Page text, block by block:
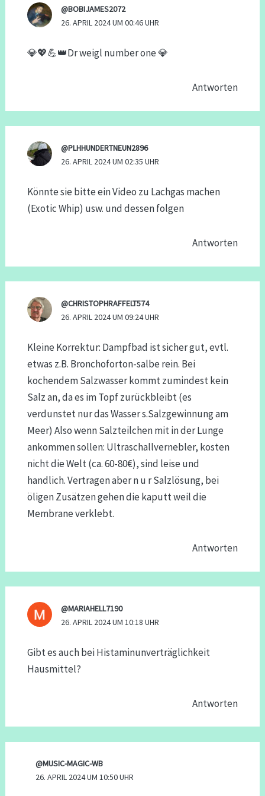
@BOBIJAMES2072
26. APRIL 2024 UM 00:46 UHR
💎💖💪👑Dr weigl number one 💎
Antworten
@PLHHUNDERTNEUN2896
26. APRIL 2024 UM 02:35 UHR
Könnte sie bitte ein Video zu Lachgas machen
(Exotic Whip) usw. und dessen folgen
Antworten
@CHRISTOPHRAFFELT574
26. APRIL 2024 UM 09:24 UHR
Kleine Korrektur: Dampfbad ist sicher gut, evtl.
etwas z.B. Bronchoforton-salbe rein. Bei
kochendem Salzwasser kommt zumindest kein
Salz an, da es im Topf zurückbleibt (es
verdunstet nur das Wasser s.Salzgewinnung am
Meer) Also wenn Salzteilchen mit in der Lunge
ankommen sollen: Ultraschallvernebler, kosten
nicht die Welt (ca. 60-80€), sind leise und
handlich. Vertragen aber n u r Salzlösung, bei
öligen Zusätzen gehen die kaputt weil die
Membrane verklebt.
Antworten
@MARIAHELL7190
26. APRIL 2024 UM 10:18 UHR
Gibt es auch bei Histaminunverträglichkeit
Hausmittel?
Antworten
@MUSIC-MAGIC-WB
26. APRIL 2024 UM 10:50 UHR